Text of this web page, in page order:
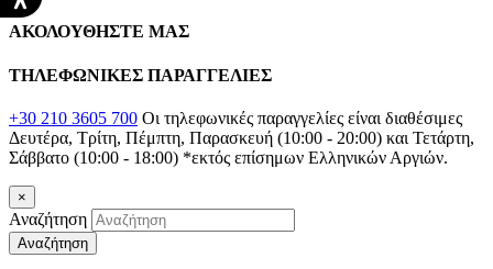
ΑΚΟΛΟΥΘΗΣΤΕ ΜΑΣ
ΤΗΛΕΦΩΝΙΚΕΣ ΠΑΡΑΓΓΕΛΙΕΣ
+30 210 3605 700 Οι τηλεφωνικές παραγγελίες είναι διαθέσιμες
Δευτέρα, Τρίτη, Πέμπτη, Παρασκευή (10:00 - 20:00) και Τετάρτη,
Σάββατο (10:00 - 18:00) *εκτός επίσημων Ελληνικών Αργιών.
×
Αναζήτηση
Αναζήτηση